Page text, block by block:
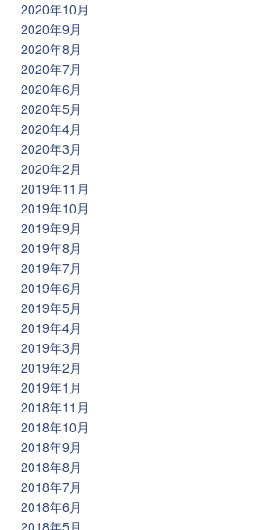
2020年10月
2020年9月
2020年8月
2020年7月
2020年6月
2020年5月
2020年4月
2020年3月
2020年2月
2019年11月
2019年10月
2019年9月
2019年8月
2019年7月
2019年6月
2019年5月
2019年4月
2019年3月
2019年2月
2019年1月
2018年11月
2018年10月
2018年9月
2018年8月
2018年7月
2018年6月